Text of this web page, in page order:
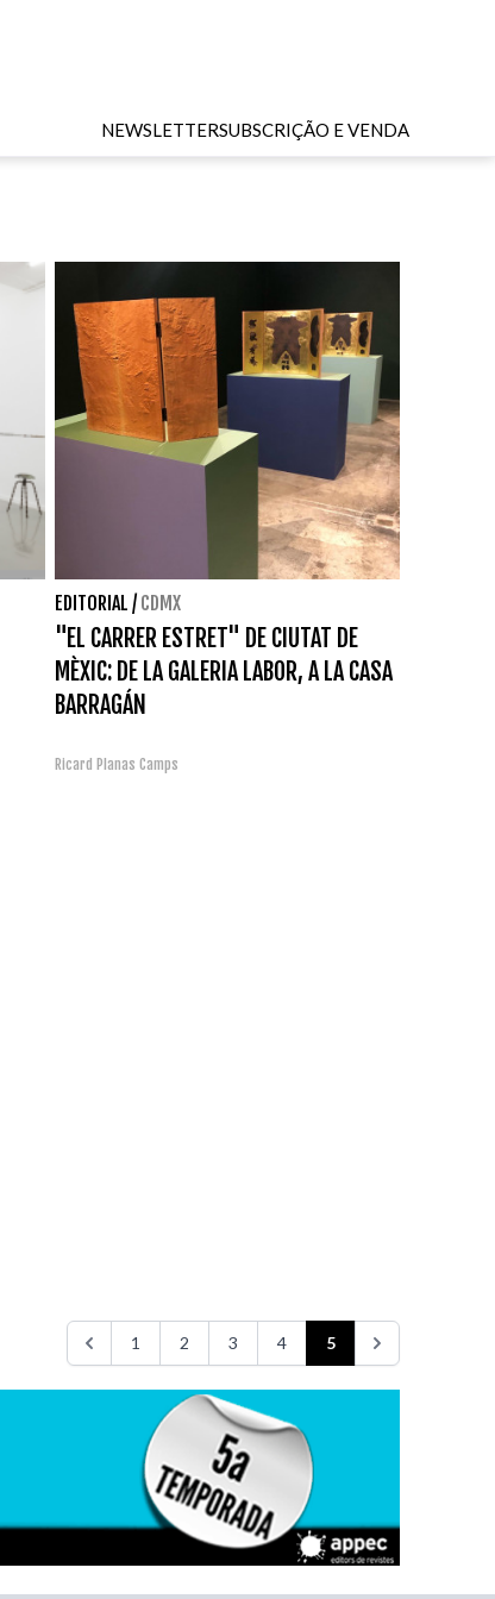
NEWSLETTERSUBSCRIÇÃO E VENDA
EDITORIAL / CDMX
"EL CARRER ESTRET" DE CIUTAT DE
MÈXIC: DE LA GALERIA LABOR, A LA CASA
BARRAGÁN
Ricard Planas Camps
1 2 3 4 5